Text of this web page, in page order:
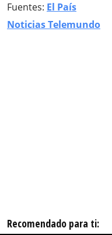
Fuentes: El País
Noticias Telemundo
Recomendado para ti: